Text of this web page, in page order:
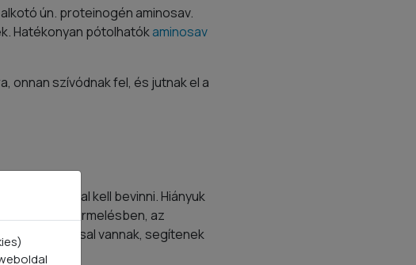
ún. proteinogén aminosav.
Hatékonyan pótolhatókaminosav
onnan szívódnak fel, és jutnak el a
táplálékkal kell bevinni. Hiányuk
az energiatermelésben, az
is jó hatással vannak, segítenek